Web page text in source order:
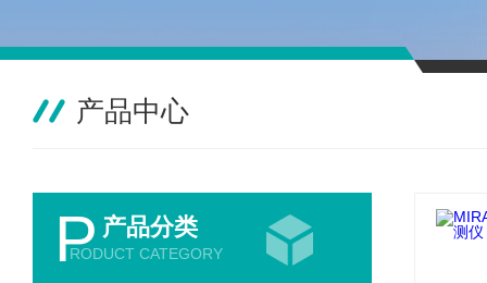
产品中心
P 产品分类
RODUCT CATEGORY